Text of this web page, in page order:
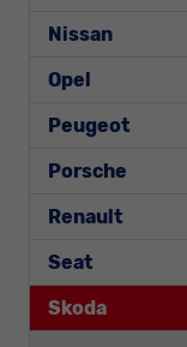
Nissan
Opel
Peugeot
Porsche
Renault
Seat
Skoda